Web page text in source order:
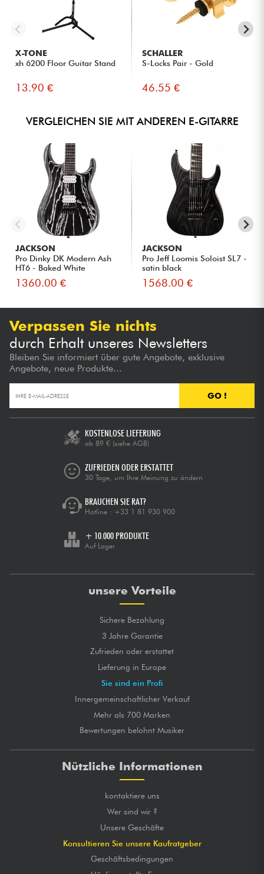
X-TONE
xh 6200 Floor Guitar Stand
13.90 €
SCHALLER
S-Locks Pair - Gold
46.55 €
VERGLEICHEN SIE MIT ANDEREN E-GITARRE
JACKSON
Pro Dinky DK Modern Ash
HT6 - Baked White
1360.00 €
JACKSON
Pro Jeff Loomis Soloist SL7 -
satin black
1568.00 €
Verpassen Sie nichts
durch Erhalt unseres Newsletters
Bleiben Sie informiert über gute Angebote, exklusive
Angebote, neue Produkte...
GO !
KOSTENLOSE LIEFERUNG
ab 89 € (siehe AGB)
ZUFRIEDEN ODER ERSTATTET
30 Tage, um Ihre Meinung zu ändern
BRAUCHEN SIE RAT?
Hotline : +33 1 81 930 900
+ 10.000 PRODUKTE
Auf Lager
unsere Vorteile
Sichere Bezahlung
3 Jahre Garantie
Zufrieden oder erstattet
Lieferung in Europe
Sie sind ein Profi
Innergemeinschaftlicher Verkauf
Mehr als 700 Marken
Bewertungen belohnt Musiker
Nützliche Informationen
kontaktiere uns
Wer sind wir ?
Unsere Geschäfte
Konsultieren Sie unsere Kaufratgeber
Geschäftsbedingungen